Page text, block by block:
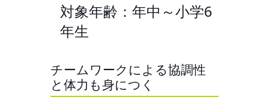
対象年齢：年中～小学6
年生
チームワークによる協調性
と体力も身につく